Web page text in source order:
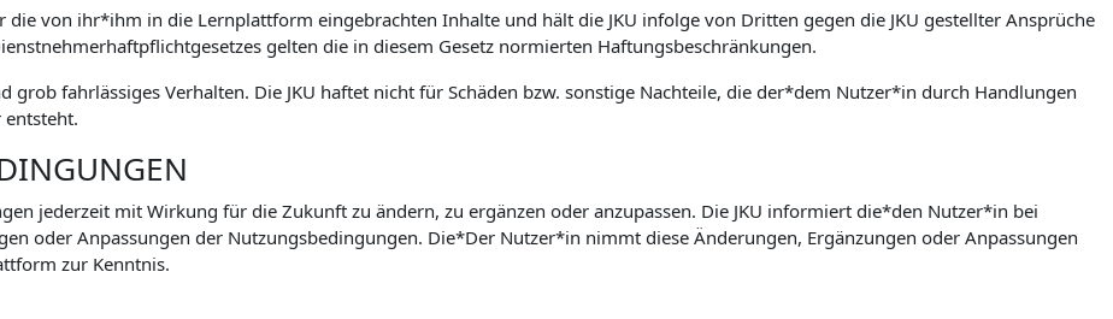
von ihr*ihm in die Lernplattform eingebrachten Inhalte und hält die JKU infolge von Dritten gegen die JKU gestellter Ansprüche
gelten die in diesem Gesetz normierten Haftungsbeschränkungen.
grob fahrlässiges Verhalten. Die JKU haftet nicht für Schäden bzw. sonstige Nachteile, die der*dem Nutzer*in durch Handlungen
jederzeit mit Wirkung für die Zukunft zu ändern, zu ergänzen oder anzupassen. Die JKU informiert die*den Nutzer*in bei
oder Anpassungen der Nutzungsbedingungen. Die*Der Nutzer*in nimmt diese Änderungen, Ergänzungen oder Anpassungen
zur Kenntnis.